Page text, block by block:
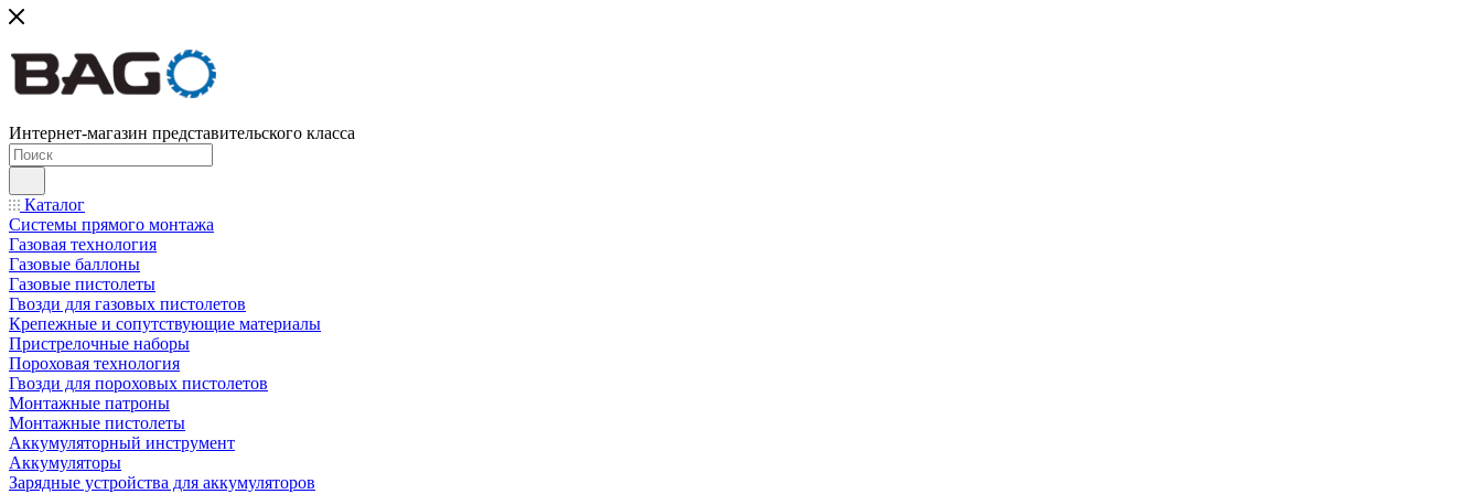
Интернет-магазин представительского класса
Каталог
Системы прямого монтажа
Газовая технология
Газовые баллоны
Газовые пистолеты
Гвозди для газовых пистолетов
Крепежные и сопутствующие материалы
Пристрелочные наборы
Пороховая технология
Гвозди для пороховых пистолетов
Монтажные патроны
Монтажные пистолеты
Аккумуляторный инструмент
Аккумуляторы
Зарядные устройства для аккумуляторов